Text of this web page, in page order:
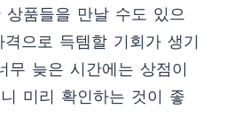
품들을 만날 수도 있으
으로 득템할 기회가 생기
무 늦은 시간에는 상점이
미리 확인하는 것이 좋